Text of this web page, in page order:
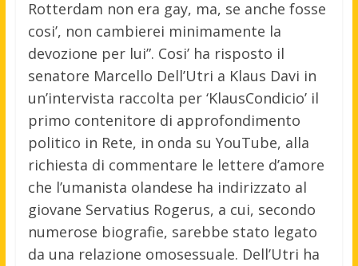
Rotterdam non era gay, ma, se anche fosse
cosi’, non cambierei minimamente la
devozione per lui”. Cosi’ ha risposto il
senatore Marcello Dell’Utri a Klaus Davi in
un’intervista raccolta per ‘KlausCondicio’ il
primo contenitore di approfondimento
politico in Rete, in onda su YouTube, alla
richiesta di commentare le lettere d’amore
che l’umanista olandese ha indirizzato al
giovane Servatius Rogerus, a cui, secondo
numerose biografie, sarebbe stato legato
da una relazione omosessuale. Dell’Utri ha